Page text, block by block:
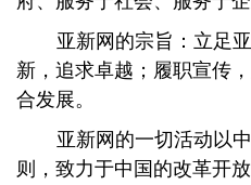
亚新网的宗旨：立足
新，追求卓越；履职宣传
合发展。
亚新网的一切活动以
则，致力于中国的改革开